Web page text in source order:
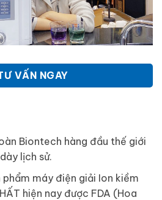
VẤN NGAY
Biontech hàng đầu thế giới
lịch sử.
phẩm máy điện giải Ion kiềm
hiện nay được FDA (Hoa